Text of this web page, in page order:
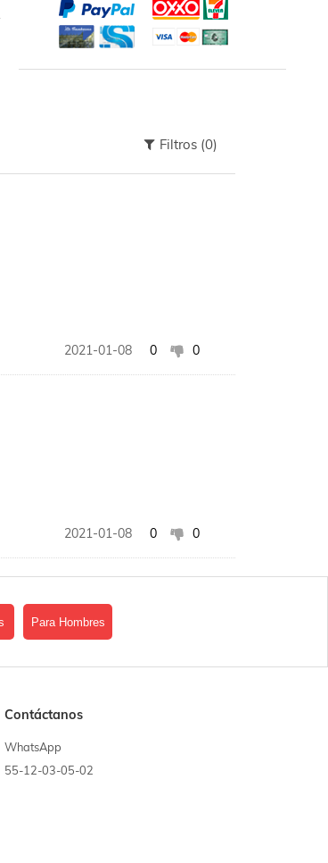
Filtros (0)
2021-01-08 0 0
2021-01-08 0 0
Para Hombres
Contáctanos
WhatsApp
55-12-03-05-02